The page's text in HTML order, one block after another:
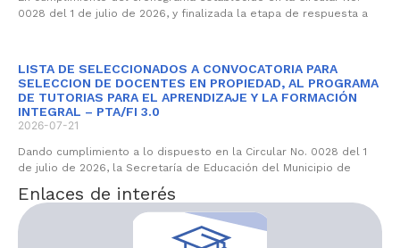
0028 del 1 de julio de 2026, y finalizada la etapa de respuesta a
LISTA DE SELECCIONADOS A CONVOCATORIA PARA
SELECCION DE DOCENTES EN PROPIEDAD, AL PROGRAMA
DE TUTORIAS PARA EL APRENDIZAJE Y LA FORMACIÓN
INTEGRAL – PTA/FI 3.0
2026-07-21
Dando cumplimiento a lo dispuesto en la Circular No. 0028 del 1
de julio de 2026, la Secretaría de Educación del Municipio de
Enlaces de interés